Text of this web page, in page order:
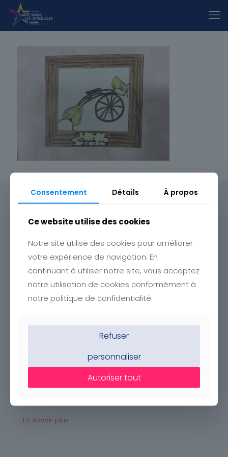
votre enfant
Inscriptions
Notre mission
Nos établissements embrassent la mission éducative
lasallienne et en assurent l’avenir pour répondre aux
En savoir plus
Consentement Détails À propos
Ce website utilise des cookies
Notre site utilise des cookies pour améliorer
votre expérience de navigation. En
continuant à utiliser notre site, vous acceptez
notre utilisation de cookies conformément à
notre politique de confidentialité
Refuser
personnaliser
Autoriser tout